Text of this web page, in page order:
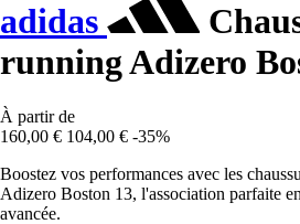
adidas
running Adizero
À partir de
160,00 € 104,00 € -35%
Boostez vos performances avec les
Adizero Boston 13, l'association parfaite
avancée.